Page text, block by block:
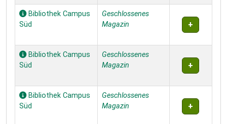
Bibliothek Campus
Süd
Geschlossenes
Magazin
Bibliothek Campus
Süd
Geschlossenes
Magazin
Bibliothek Campus
Süd
Geschlossenes
Magazin